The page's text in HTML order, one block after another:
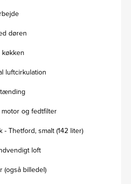
døren
luftcirkulation
og fedtfilter
- Thetford, smalt (142 liter)
loft
(også billedel)